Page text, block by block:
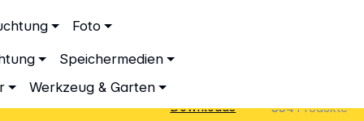
Foto
Speichermedien
Werkzeug & Garten
334Produkte
Sendungsverfolgung
Downloads